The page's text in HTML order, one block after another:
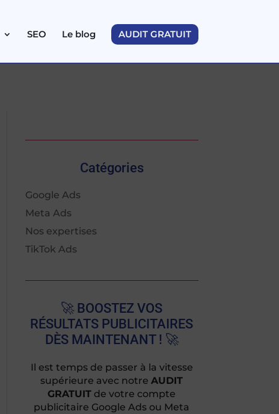
SEO Le blog AUDIT GRATUIT
Catégories
Google Ads
Meta Ads
Nos expertises
TikTok Ads
🚀 BOOSTEZ VOS
RÉSULTATS PUBLICITAIRES
DÈS MAINTENANT ! 🚀
Il est temps de passer à la vitesse
supérieure avec notreAUDIT
GRATUIT de votre compte
publicitaire Google Ads ou Meta